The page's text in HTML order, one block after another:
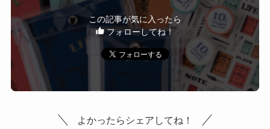
この記事が気に入ったら
フォローしてね！
よかったらシェアしてね！